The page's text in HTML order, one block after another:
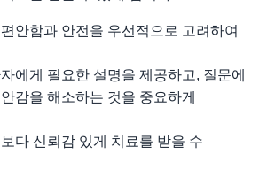
안함과 안전을 우선적으로 고려하여
에게 필요한 설명을 제공하고, 질문에
감을 해소하는 것을 중요하게
다 신뢰감 있게 치료를 받을 수